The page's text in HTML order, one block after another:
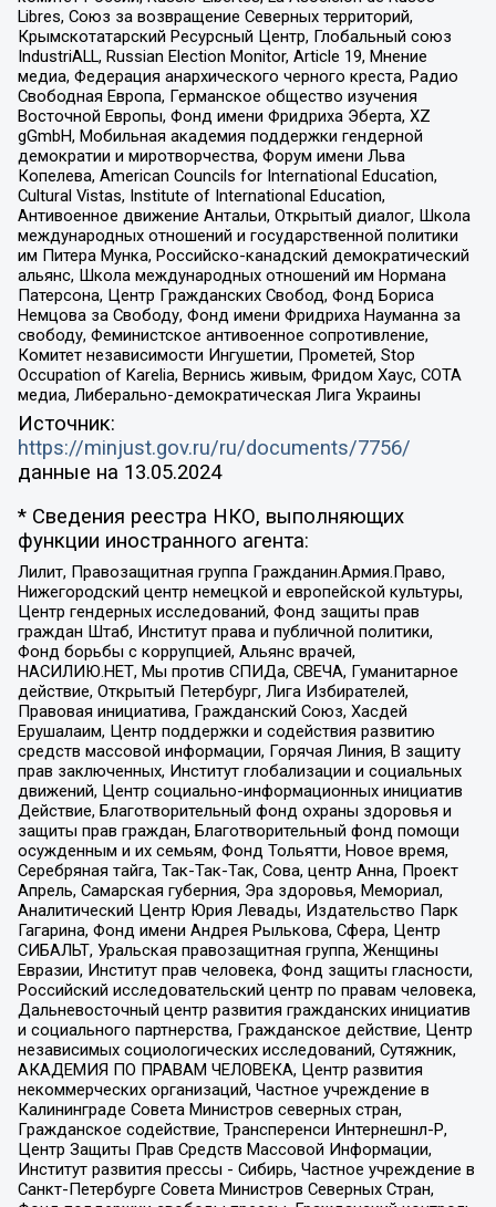
Libres, Союз за возвращение Северных территорий,
Крымскотатарский Ресурсный Центр, Глобальный союз
IndustriALL, Russian Election Monitor, Article 19, Мнение
медиа, Федерация анархического черного креста, Радио
Свободная Европа, Германское общество изучения
Восточной Европы, Фонд имени Фридриха Эберта, XZ
gGmbH, Мобильная академия поддержки гендерной
демократии и миротворчества, Форум имени Льва
Копелева, American Councils for International Education,
Cultural Vistas, Institute of International Education,
Антивоенное движение Антальи, Открытый диалог, Школа
международных отношений и государственной политики
им Питера Мунка, Российско-канадский демократический
альянс, Школа международных отношений им Нормана
Патерсона, Центр Гражданских Свобод, Фонд Бориса
Немцова за Свободу, Фонд имени Фридриха Науманна за
свободу, Феминистское антивоенное сопротивление,
Комитет независимости Ингушетии, Прометей, Stop
Occupation of Karelia, Вернись живым, Фридом Хаус, СОТА
медиа, Либерально-демократическая Лига Украины
Источник:
https://minjust.gov.ru/ru/documents/7756/
данные на 13.05.2024
* Сведения реестра НКО, выполняющих
функции иностранного агента:
Лилит, Правозащитная группа Гражданин.Армия.Право,
Нижегородский центр немецкой и европейской культуры,
Центр гендерных исследований, Фонд защиты прав
граждан Штаб, Институт права и публичной политики,
Фонд борьбы с коррупцией, Альянс врачей,
НАСИЛИЮ.НЕТ, Мы против СПИДа, СВЕЧА, Гуманитарное
действие, Открытый Петербург, Лига Избирателей,
Правовая инициатива, Гражданский Союз, Хасдей
Ерушалаим, Центр поддержки и содействия развитию
средств массовой информации, Горячая Линия, В защиту
прав заключенных, Институт глобализации и социальных
движений, Центр социально-информационных инициатив
Действие, Благотворительный фонд охраны здоровья и
защиты прав граждан, Благотворительный фонд помощи
осужденным и их семьям, Фонд Тольятти, Новое время,
Серебряная тайга, Так-Так-Так, Сова, центр Анна, Проект
Апрель, Самарская губерния, Эра здоровья, Мемориал,
Аналитический Центр Юрия Левады, Издательство Парк
Гагарина, Фонд имени Андрея Рылькова, Сфера, Центр
СИБАЛЬТ, Уральская правозащитная группа, Женщины
Евразии, Институт прав человека, Фонд защиты гласности,
Российский исследовательский центр по правам человека,
Дальневосточный центр развития гражданских инициатив
и социального партнерства, Гражданское действие, Центр
независимых социологических исследований, Сутяжник,
АКАДЕМИЯ ПО ПРАВАМ ЧЕЛОВЕКА, Центр развития
некоммерческих организаций, Частное учреждение в
Калининграде Совета Министров северных стран,
Гражданское содействие, Трансперенси Интернешнл-Р,
Центр Защиты Прав Средств Массовой Информации,
Институт развития прессы - Сибирь, Частное учреждение в
Санкт-Петербурге Совета Министров Северных Стран,